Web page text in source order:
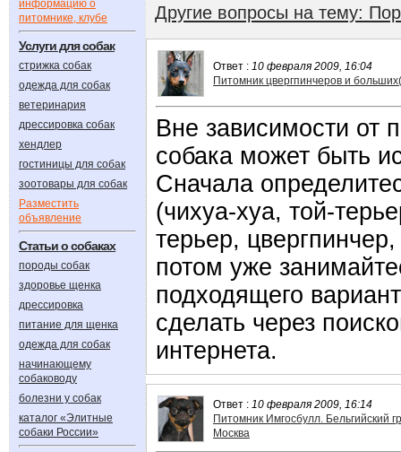
информацию о
питомнике, клубе
Услуги для собак
стрижка собак
одежда для собак
ветеринария
дрессировка собак
хендлер
гостиницы для собак
зоотовары для собак
Разместить
объявление
Статьи о собаках
породы собак
здоровье щенка
дрессировка
питание для щенка
одежда для собак
начинающему
собаководу
болезни у собак
каталог «Элитные
собаки России»
Другие вопросы на тему:
Ответ : 10 февраля 2009, 16:04
Питомник цвергпинчеров и
Вне зависимости от
собака может быть
Сначала
(чихуа-хуа, той-
терьер,
потом уже
подходящего
сделать через
интернета.
Ответ : 10 февраля 2009, 16:14
Питомник Имгосбулл. Бельгийский
Москва